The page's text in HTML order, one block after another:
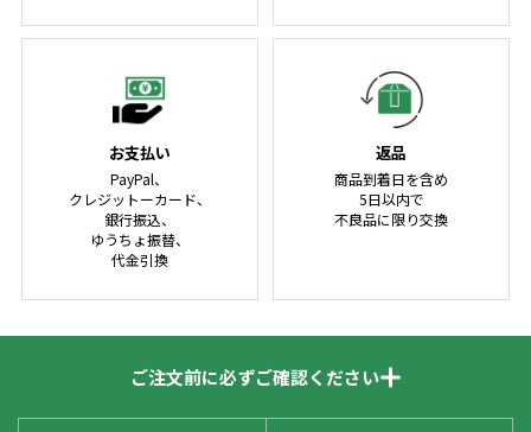
お支払い
PayPal、
クレジットーカード、
銀行振込、
ゆうちょ振替、
代金引換
返品
商品到着日を含め
5日以内で
不良品に限り交換
ご注文前に必ずご確認ください